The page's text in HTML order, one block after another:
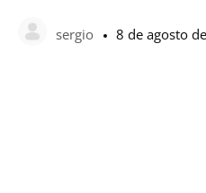
sergio 8 de agosto